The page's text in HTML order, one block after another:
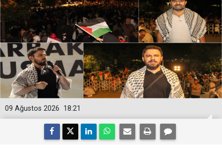
18:21
09 Ağustos 2026